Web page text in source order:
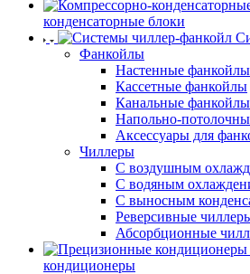
конденсаторные блоки
Фанкойлы
Настенные фанкойлы
Кассетные фанкойлы
Канальные фанкойлы
Напольно-
Аксессуары для
Чиллеры
С воздушным
С водяным
С выносным
Реверсивные
Абсорбционные
кондиционеры